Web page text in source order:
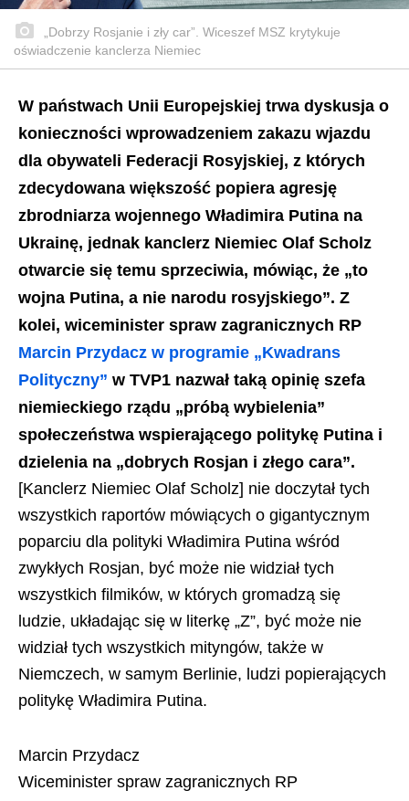
„Dobrzy Rosjanie i zły car”. Wiceszef MSZ krytykuje
oświadczenie kanclerza Niemiec
W państwach Unii Europejskiej trwa dyskusja o
konieczności wprowadzeniem zakazu wjazdu
dla obywateli Federacji Rosyjskiej, z których
zdecydowana większość popiera agresję
zbrodniarza wojennego Władimira Putina na
Ukrainę, jednak kanclerz Niemiec Olaf Scholz
otwarcie się temu sprzeciwia, mówiąc, że „to
wojna Putina, a nie narodu rosyjskiego”. Z
kolei, wiceminister spraw zagranicznych RP
Marcin Przydacz w programie „Kwadrans
Polityczny” w TVP1 nazwał taką opinię szefa
niemieckiego rządu „próbą wybielenia”
społeczeństwa wspierającego politykę Putina i
dzielenia na „dobrych Rosjan i złego cara”.
[Kanclerz Niemiec Olaf Scholz] nie doczytał tych
wszystkich raportów mówiących o gigantycznym
poparciu dla polityki Władimira Putina wśród
zwykłych Rosjan, być może nie widział tych
wszystkich filmików, w których gromadzą się
ludzie, układając się w literkę „Z”, być może nie
widział tych wszystkich mityngów, także w
Niemczech, w samym Berlinie, ludzi popierających
politykę Władimira Putina.
Marcin Przydacz
Wiceminister spraw zagranicznych RP